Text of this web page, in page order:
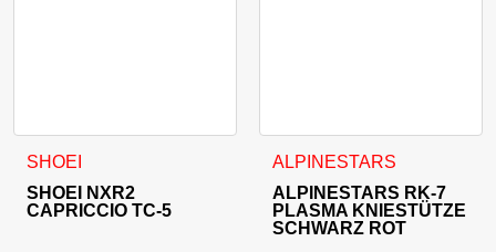
SHOEI
SHOEI NXR2
CAPRICCIO TC-5
Dieses Produkt weist mehrere Varianten auf. Die Optionen
ALPINESTARS
ALPINESTARS RK-7
PLASMA KNIESTÜTZE
SCHWARZ ROT
Dieses Produkt weist